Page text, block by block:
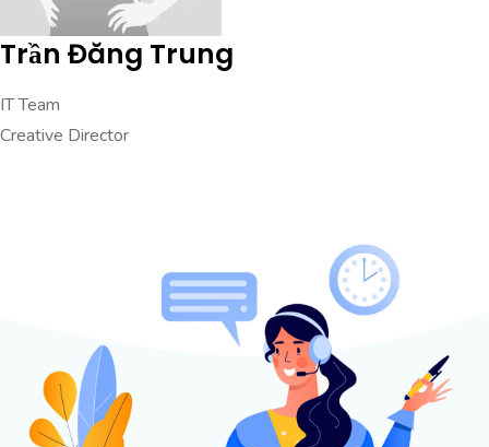
Trần Đăng Trung
IT Team
Creative Director